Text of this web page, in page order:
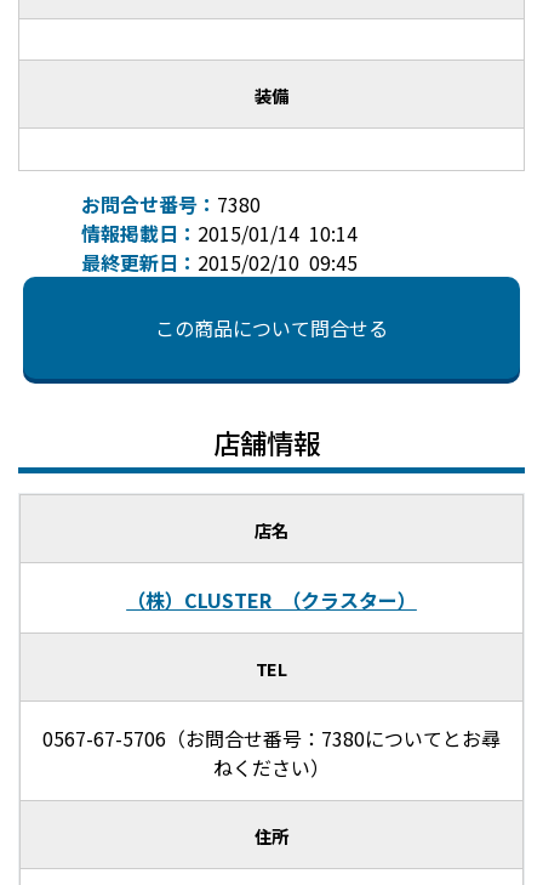
装備
お問合せ番号： 7380
情報掲載日： 2015/01/14 10:14
最終更新日： 2015/02/10 09:45
この商品について問合せる
店舗情報
店名
（株）CLUSTER （クラスター）
TEL
0567-67-5706（お問合せ番号：7380についてとお尋
ねください）
住所